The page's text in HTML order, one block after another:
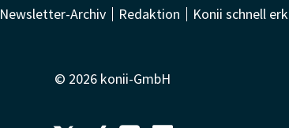
Newsletter-Archiv Redaktion Konii schnell
© 2026 konii-GmbH